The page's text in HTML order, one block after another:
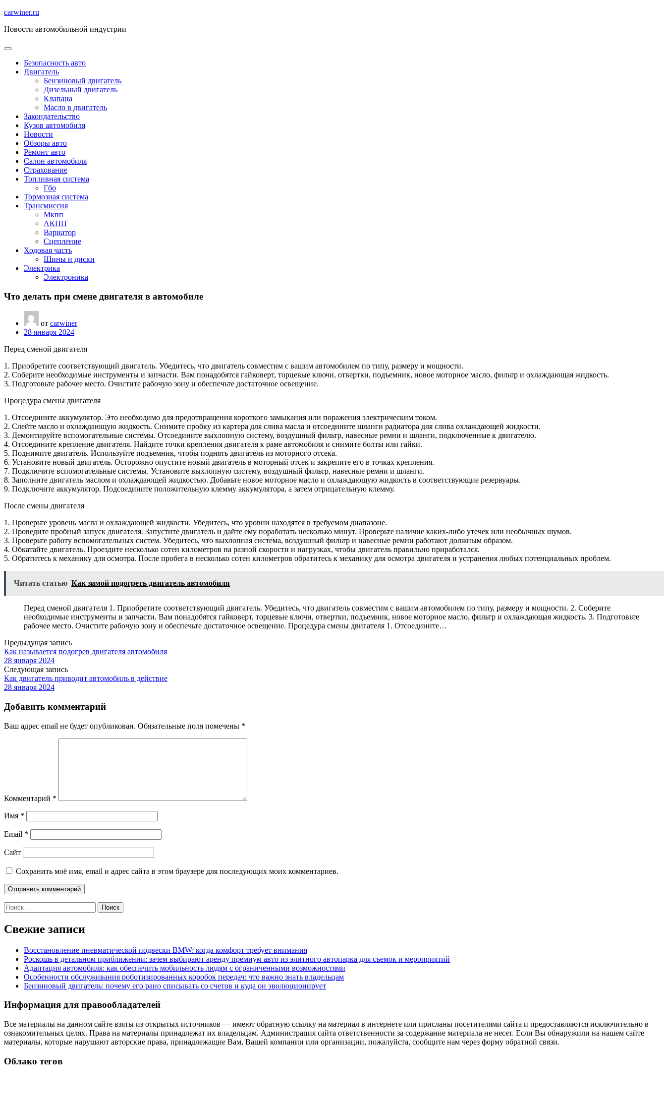
Перейти
содержимому
carwiner.ru
Новости автомобильной индустрии
Безопасность авто
Двигатель
Бензиновый двигатель
Дизельный двигатель
Клапана
Масло в двигатель
Закондательство
Кузов автомобиля
Новости
Обзоры авто
Ремонт авто
Салон автомобиля
Страхование
Топливная система
Гбо
Тормозная система
Трансмиссия
Мкпп
АКПП
Вариатор
Сцепление
Ходовая часть
Шины и диски
Электрика
Электроника
Что делать при смене двигателя в автомобиле
от carwiner
28 января 2024
Перед сменой двигателя
1. Приобретите соответствующий двигатель. Убедитесь, что двигатель совместим с вашим автомобилем по типу, размеру и мощности.
2. Соберите необходимые инструменты и запчасти. Вам понадобятся гайковерт, торцевые ключи, отвертки, подъемник, новое моторное масло, фильтр и охлаждающая жидкость.
3. Подготовьте рабочее место. Очистите рабочую зону и обеспечьте достаточное освещение.
Процедура смены двигателя
1. Отсоедините аккумулятор. Это необходимо для предотвращения короткого замыкания или поражения электрическим током.
2. Слейте масло и охлаждающую жидкость. Снимите пробку из картера для слива масла и отсоедините шланги радиатора для слива охлаждающей жидкости.
3. Демонтируйте вспомогательные системы. Отсоедините выхлопную систему, воздушный фильтр, навесные ремни и шланги, подключенные к двигателю.
4. Отсоедините крепление двигателя. Найдите точки крепления двигателя к раме автомобиля и снимите болты или гайки.
5. Поднимите двигатель. Используйте подъемник, чтобы поднять двигатель из моторного отсека.
6. Установите новый двигатель. Осторожно опустите новый двигатель в моторный отсек и закрепите его в точках крепления.
7. Подключите вспомогательные системы. Установите выхлопную систему, воздушный фильтр, навесные ремни и шланги.
8. Заполните двигатель маслом и охлаждающей жидкостью. Добавьте новое моторное масло и охлаждающую жидкость в соответствующие резервуары.
9. Подключите аккумулятор. Подсоедините положительную клемму аккумулятора, а затем отрицательную клемму.
После смены двигателя
1. Проверьте уровень масла и охлаждающей жидкости. Убедитесь, что уровни находятся в требуемом диапазоне.
2. Проведите пробный запуск двигателя. Запустите двигатель и дайте ему поработать несколько минут. Проверьте наличие каких-либо утечек или необычных шумов.
3. Проверьте работу вспомогательных систем. Убедитесь, что выхлопная система, воздушный фильтр и навесные ремни работают должным образом.
4. Обкатайте двигатель. Проездите несколько сотен километров на разной скорости и нагрузках, чтобы двигатель правильно приработался.
5. Обратитесь к механику для осмотра. После пробега в несколько сотен километров обратитесь к механику для осмотра двигателя и устранения любых потенциальных проблем.
Читать статью Как зимой подогреть двигатель автомобиля
Перед сменой двигателя 1. Приобретите соответствующий двигатель. Убедитесь, что двигатель совместим с вашим автомобилем по типу, размеру и мощности. 2. Соберите
необходимые инструменты и запчасти. Вам понадобятся гайковерт, торцевые ключи, отвертки, подъемник, новое моторное масло, фильтр и охлаждающая жидкость. 3. Подготовьте
рабочее место. Очистите рабочую зону и обеспечьте достаточное освещение. Процедура смены двигателя 1. Отсоедините…
Предыдущая запись
Как называется подогрев двигателя автомобиля
28 января 2024
Следующая запись
Как двигатель приводит автомобиль в действие
28 января 2024
Добавить комментарий
Ваш адрес email не будет опубликован. Обязательные поля помечены *
Комментарий *
Имя *
Email *
Сайт
Сохранить моё имя, email и адрес сайта в этом браузере для последующих моих комментариев.
Найти:
Свежие записи
Восстановление пневматической подвески BMW: когда комфорт требует внимания
Роскошь в детальном приближении: зачем выбирают аренду премиум авто из элитного автопарка для съемок и мероприятий
Адаптация автомобиля: как обеспечить мобильность людям с ограниченными возможностями
Особенности обслуживания роботизированных коробок передач: что важно знать владельцам
Бензиновый двигатель: почему его рано списывать со счетов и куда он эволюционирует
Информация для правообладателей
Все материалы на данном сайте взяты из открытых источников — имеют обратную ссылку на материал в интернете или присланы посетителями сайта и предоставляются исключительно в
ознакомительных целях. Права на материалы принадлежат их владельцам. Администрация сайта ответственности за содержание материала не несет. Если Вы обнаружили на нашем сайте
материалы, которые нарушают авторские права, принадлежащие Вам, Вашей компании или организации, пожалуйста, сообщите нам через форму обратной связи.
Облако тегов